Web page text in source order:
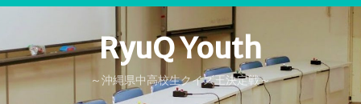
RyuQ Youth
～沖縄県中高校生クイズ王決定戦～